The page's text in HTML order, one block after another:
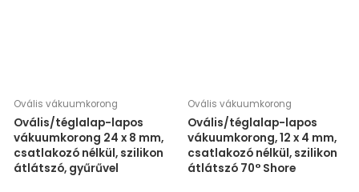
Ovális vákuumkorong
Ovális/téglalap-lapos
vákuumkorong 24 x 8 mm,
csatlakozó nélkül, szilikon
átlátszó, gyűrűvel
Ovális vákuumkorong
Ovális/téglalap-lapos
vákuumkorong, 12 x 4 mm,
csatlakozó nélkül, szilikon
átlátszó 70° Shore